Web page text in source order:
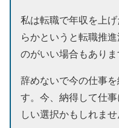
私は転職で年収を上
らかというと転職推
のがいい場合もありま
辞めないで今の仕事
す。今、納得して仕
しい選択かもしれませ